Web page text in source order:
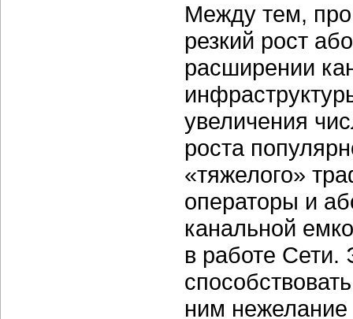
Между тем,
резкий рост
расширении
увеличения
роста
«тяжелого»
операторы и
канальной
в работе Сети.
ним нежелание